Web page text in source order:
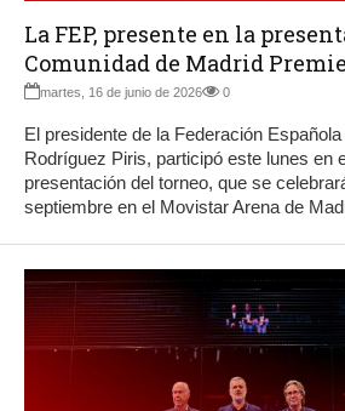
La FEP, presente en la
Comunidad de Madrid
martes, 16 de junio de 2026 0
El presidente de la Federación
Rodríguez Piris, participó este lunes en
presentación del torneo, que se
septiembre en el Movistar Arena de